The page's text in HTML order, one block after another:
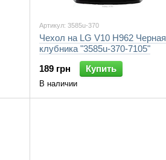
Артикул: 3585u-370
Чехол на LG V10 H962 Черная
клубника "3585u-370-7105"
189 грн
Купить
В наличии